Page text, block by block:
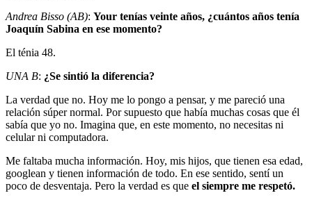
Andrea Bisso (AB): Your tenías veinte años, ¿cuántos años tenía
Joaquín Sabina en ese momento?
El ténia 48.
UNA B: ¿Se sintió la diferencia?
La verdad que no. Hoy me lo pongo a pensar, y me pareció una
relación súper normal. Por supuesto que había muchas cosas que él
sabía que yo no. Imagina que, en este momento, no necesitas ni
celular ni computadora.
Me faltaba mucha información. Hoy, mis hijos, que tienen esa edad,
googlean y tienen información de todo. En ese sentido, sentí un
poco de desventaja. Pero la verdad es que el siempre me respetó.